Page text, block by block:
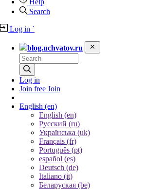
Help
Search
Log in `
blog.uchvatov.ru
Log in
Join free Join
English (en)
English (en)
Русский (ru)
Українська (uk)
Français (fr)
Português (pt)
español (es)
Deutsch (de)
Italiano (it)
Беларуская (be)